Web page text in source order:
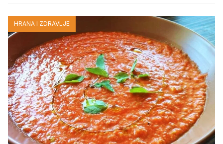
HRANA I ZDRAVLJE